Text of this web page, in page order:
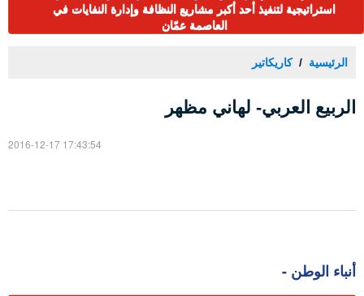
استراتيجية لتنفيذ أحد أكبر مشاريع النظافة وإدارة النفايات في
العاصمة عمّان
الرئيسية كاريكاتير
الربيع العربي- لهاني مظهر
2016-12-17 17:43:54
أنباء الوطن -